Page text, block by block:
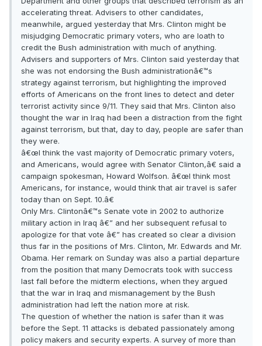
accelerating threat. Advisers to other candidates,
meanwhile, argued yesterday that Mrs. Clinton might be
misjudging Democratic primary voters, who are loath to
credit the Bush administration with much of anything.
Advisers and supporters of Mrs. Clinton said yesterday that
she was not endorsing the Bush administrationâ€™s
strategy against terrorism, but highlighting the improved
efforts of Americans on the front lines to detect and deter
terrorist activity since 9/11. They said that Mrs. Clinton also
thought the war in Iraq had been a distraction from the fight
against terrorism, but that, day to day, people are safer than
they were.
â€œI think the vast majority of Democratic primary voters,
and Americans, would agree with Senator Clinton,â€ said a
campaign spokesman, Howard Wolfson. â€œI think most
Americans, for instance, would think that air travel is safer
today than on Sept. 10.â€
Only Mrs. Clintonâ€™s Senate vote in 2002 to authorize
military action in Iraq â€” and her subsequent refusal to
apologize for that vote â€” has created so clear a division
thus far in the positions of Mrs. Clinton, Mr. Edwards and Mr.
Obama. Her remark on Sunday was also a partial departure
from the position that many Democrats took with success
last fall before the midterm elections, when they argued
that the war in Iraq and mismanagement by the Bush
administration had left the nation more at risk.
The question of whether the nation is safer than it was
before the Sept. 11 attacks is debated passionately among
policy makers and security experts. A survey of more than